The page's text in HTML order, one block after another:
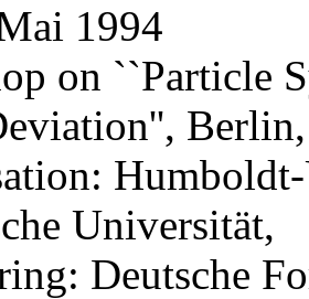
1994
on ``Particle
Berlin,
Universität,
Deutsche